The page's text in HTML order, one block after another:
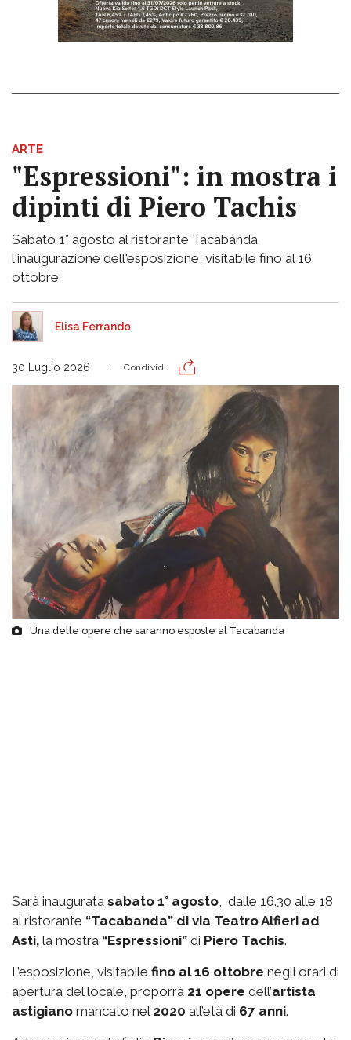
ARTE
"Espressioni": in mostra i
dipinti di Piero Tachis
Sabato 1° agosto al ristorante Tacabanda
l'inaugurazione dell'esposizione, visitabile fino al 16
ottobre
Elisa Ferrando
30 Luglio 2026 Condividi
Una delle opere che saranno esposte al Tacabanda
Sarà inaugurata sabato 1° agosto , dalle 16.30 alle 18
al ristorante “Tacabanda” di via Teatro Alfieri ad
Asti, la mostra “Espressioni” di Piero Tachis.
L’esposizione, visitabile fino al 16 ottobre negli orari di
apertura del locale, proporrà 21 opere dell’artista
astigiano mancato nel 2020 all’età di 67 anni.